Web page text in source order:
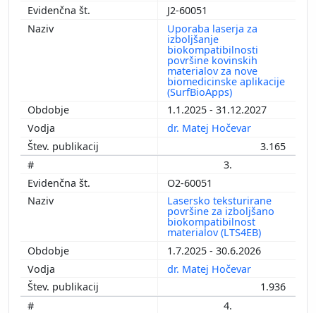
J2-60051
Uporaba laserja za
izboljšanje
biokompatibilnosti
površine kovinskih
materialov za nove
biomedicinske aplikacije
(SurfBioApps)
1.1.2025 - 31.12.2027
dr. Matej Hočevar
3.165
3.
O2-60051
Lasersko teksturirane
površine za izboljšano
biokompatibilnost
materialov (LTS4EB)
1.7.2025 - 30.6.2026
dr. Matej Hočevar
1.936
4.